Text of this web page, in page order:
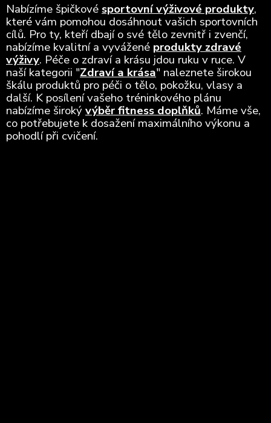
Nabízíme špičkové sportovní výživové produkty,
které vám pomohou dosáhnout vašich sportovních
cílů. Pro ty, kteří dbají o své tělo zevnitř i zvenčí,
nabízíme kvalitní a vyvážené produkty zdravé
výživy. Péče o zdraví a krásu jdou ruku v ruce. V
naší kategorii "Zdraví a krása" naleznete širokou
škálu produktů pro péči o tělo, pokožku, vlasy a
další. K posílení vašeho tréninkového plánu
nabízíme širokývýběr fitness doplňků. Máme vše,
co potřebujete k dosažení maximálního výkonu a
pohodlí při cvičení.